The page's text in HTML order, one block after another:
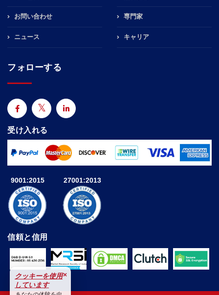
お問い合わせ
ニュース
専門家
キャリア
フォローする
受け入れる
9001:2015 27001:2013
信頼と信用
クッキーを使用
しています
×